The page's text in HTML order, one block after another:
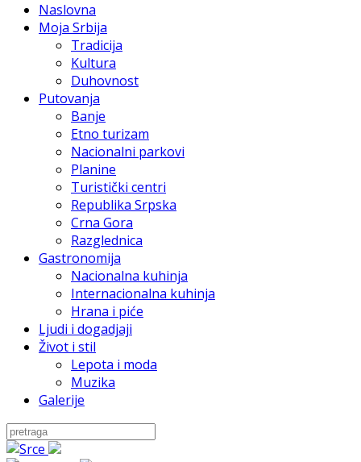
Naslovna
Moja Srbija
Tradicija
Kultura
Duhovnost
Putovanja
Banje
Etno turizam
Nacionalni parkovi
Planine
Turistički centri
Republika Srpska
Crna Gora
Razglednica
Gastronomija
Nacionalna kuhinja
Internacionalna kuhinja
Hrana i piće
Ljudi i dogadjaji
Život i stil
Lepota i moda
Muzika
Galerije